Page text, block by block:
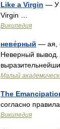
Like a Virgin — У
Virgin …
Википедия
неве́рный — ая,
Неверный
Малый
The
согласно
Википедия